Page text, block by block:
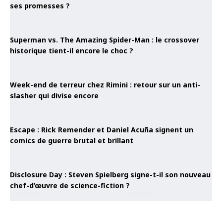
ses promesses ?
Superman vs. The Amazing Spider-Man : le crossover
historique tient-il encore le choc ?
Week-end de terreur chez Rimini : retour sur un anti-
slasher qui divise encore
Escape : Rick Remender et Daniel Acuña signent un
comics de guerre brutal et brillant
Disclosure Day : Steven Spielberg signe-t-il son nouveau
chef-d’œuvre de science-fiction ?